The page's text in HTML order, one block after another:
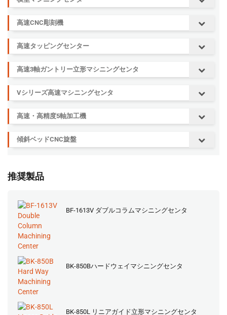
高速CNC彫刻機
高速タッピングセンター
高速3軸ガントリー立形マシニングセンタ
Vシリーズ高速マシニングセンタ
高速・高精度5軸加工機
傾斜ベッドCNC旋盤
推奨製品
BF-1613V ダブルコラムマシニングセンタ
BK-850Bハードウェイマシニングセンタ
BK-850L リニアガイド立形マシニングセンタ